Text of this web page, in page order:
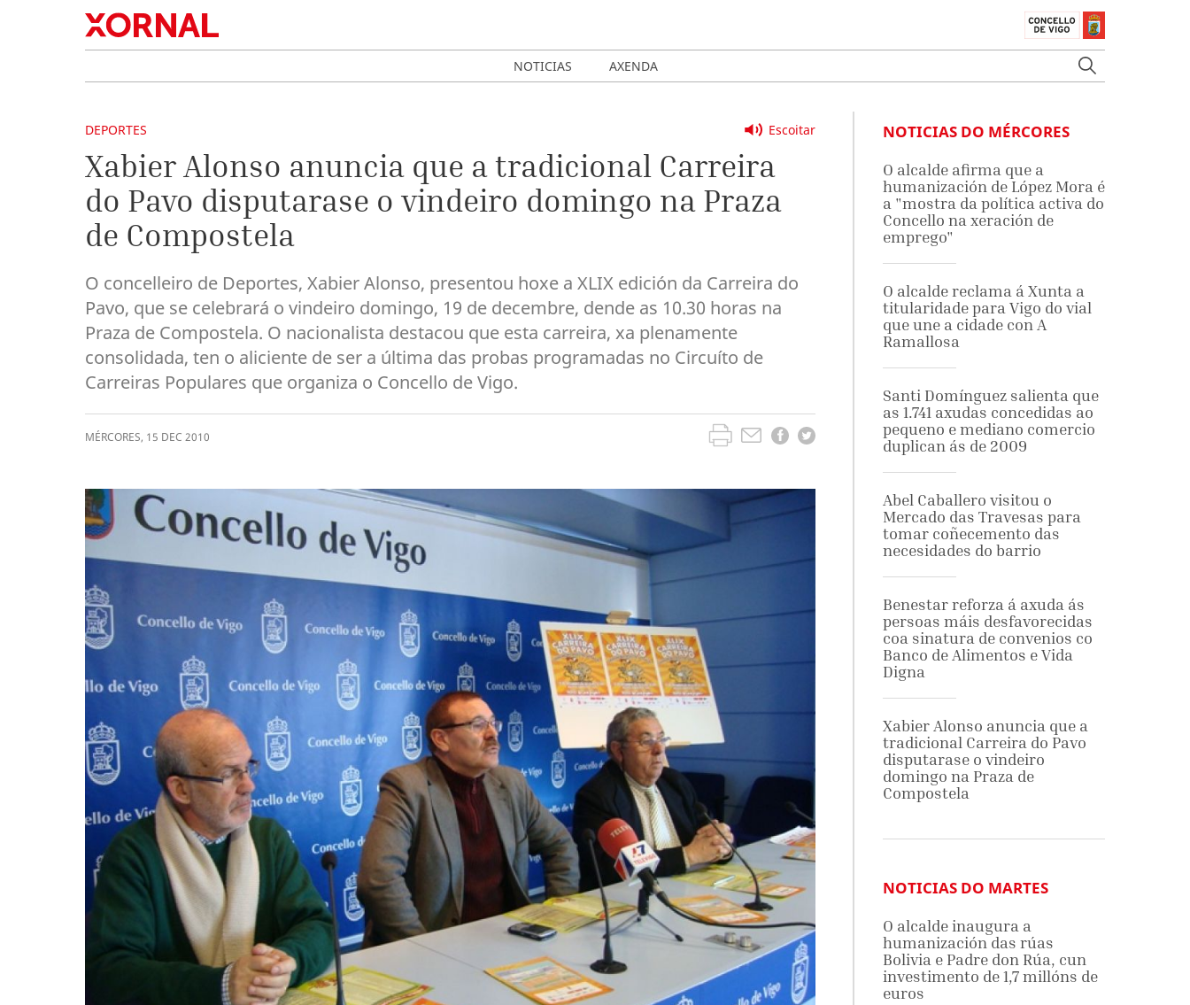
NOTICIAS AXENDA
Escoitar
DEPORTES
Xabier Alonso anuncia que a tradicional Carreira
do Pavo disputarase o vindeiro domingo na Praza
de Compostela
O concelleiro de Deportes, Xabier Alonso, presentou hoxe a XLIX edición da Carreira do
Pavo, que se celebrará o vindeiro domingo, 19 de decembre, dende as 10.30 horas na
Praza de Compostela. O nacionalista destacou que esta carreira, xa plenamente
consolidada, ten o aliciente de ser a última das probas programadas no Circuíto de
Carreiras Populares que organiza o Concello de Vigo.
MÉRCORES, 15 DEC 2010
NOTICIAS DO MÉRCORES
O alcalde afirma que a
humanización de López Mora é
a "mostra da política activa do
Concello na xeración de
emprego"
O alcalde reclama á Xunta a
titularidade para Vigo do vial
que une a cidade con A
Ramallosa
Santi Domínguez salienta que
as 1.741 axudas concedidas ao
pequeno e mediano comercio
duplican ás de 2009
Abel Caballero visitou o
Mercado das Travesas para
tomar coñecemento das
necesidades do barrio
Benestar reforza á axuda ás
persoas máis desfavorecidas
coa sinatura de convenios co
Banco de Alimentos e Vida
Digna
Xabier Alonso anuncia que a
tradicional Carreira do Pavo
disputarase o vindeiro
domingo na Praza de
Compostela
NOTICIAS DO MARTES
O alcalde inaugura a
humanización das rúas
Bolivia e Padre don Rúa, cun
investimento de 1,7 millóns de
euros